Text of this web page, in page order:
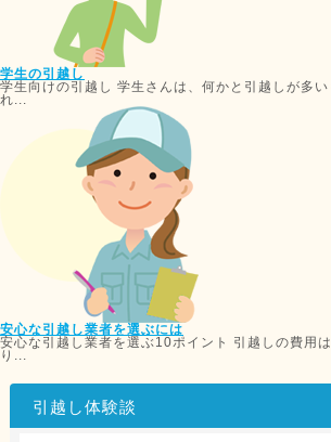
学生の引越し
学生向けの引越し 学生さんは、何かと引越しが多
れ...
安心な引越し業者を選ぶには
安心な引越し業者を選ぶ10ポイント 引越しの費用
り...
引越し体験談